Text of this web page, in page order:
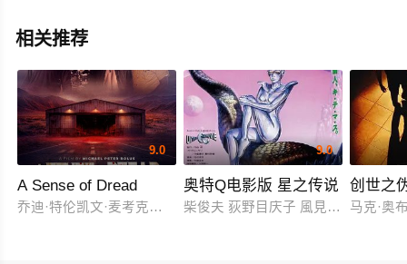
相关推荐
9.0
A Sense of Dread
乔迪·特伦凯文·麦考克尔虹膜
9.0
奥特Q电影版 星之传说
柴俊夫 荻野目庆子 風見しんご
创世之
马克·奥